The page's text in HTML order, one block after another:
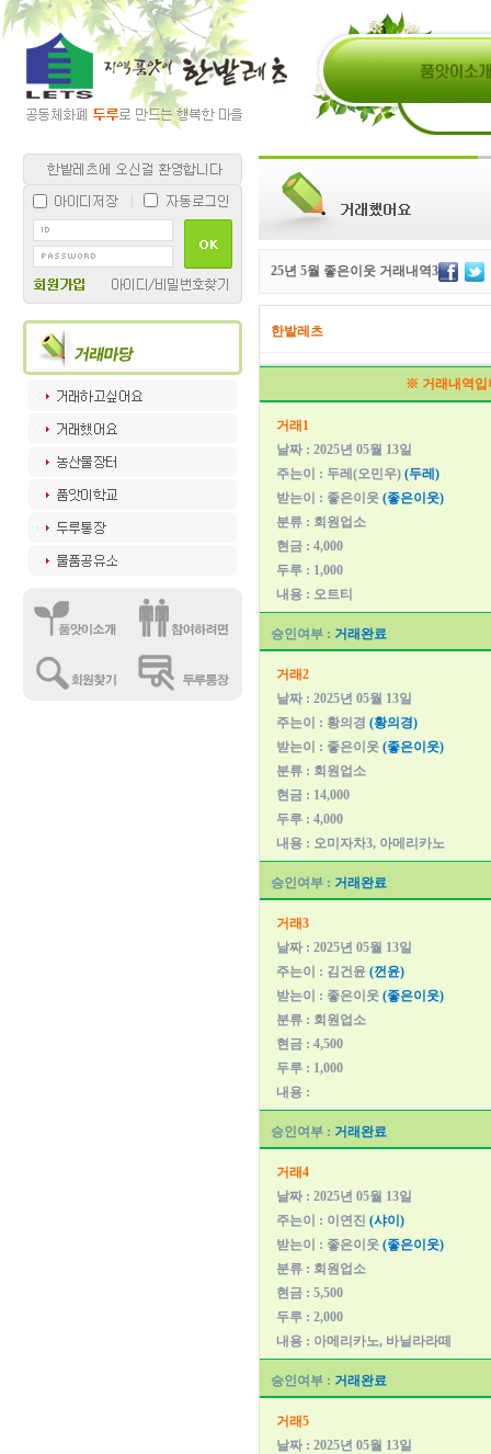
25년 5월 좋은이웃 거래내역3
한밭레츠
※ 거래내역입
거래1
날짜 : 2025년 05월 13일
주는이 : 두레(오민우) (두레)
받는이 : 좋은이웃 (좋은이웃)
분류 : 회원업소
현금 : 4,000
두루 : 1,000
내용 : 오트티
승인여부 : 거래완료
거래2
날짜 : 2025년 05월 13일
주는이 : 황의경 (황의경)
받는이 : 좋은이웃 (좋은이웃)
분류 : 회원업소
현금 : 14,000
두루 : 4,000
내용 : 오미자차3, 아메리카노
승인여부 : 거래완료
거래3
날짜 : 2025년 05월 13일
주는이 : 김건윤 (껀윤)
받는이 : 좋은이웃 (좋은이웃)
분류 : 회원업소
현금 : 4,500
두루 : 1,000
내용 :
승인여부 : 거래완료
거래4
날짜 : 2025년 05월 13일
주는이 : 이연진 (샤이)
받는이 : 좋은이웃 (좋은이웃)
분류 : 회원업소
현금 : 5,500
두루 : 2,000
내용 : 아메리카노, 바닐라라떼
승인여부 : 거래완료
거래5
날짜 : 2025년 05월 13일